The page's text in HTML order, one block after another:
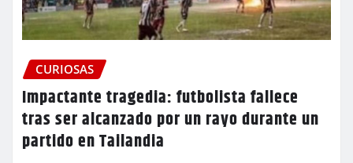
CURIOSAS
Impactante tragedia: futbolista fallece
tras ser alcanzado por un rayo durante un
partido en Tailandia